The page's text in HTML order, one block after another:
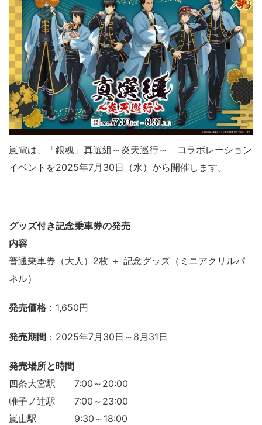
嵐電は、「銀魂」真選組～炎天巡行～ コラボレーション
イベントを2025年7月30日（水）から開催します。
グッズ付き記念乗車券の発売
内容
普通乗車券（大人）2枚 ＋ 記念グッズ（ミニアクリルパ
ネル）
発売価格 ：1,650円
発売期間 ：2025年7月30日～8月31日
発売場所と時間
四条大宮駅 7:00～20:00
帷子ノ辻駅 7:00～23:00
嵐山駅 9:30～18:00